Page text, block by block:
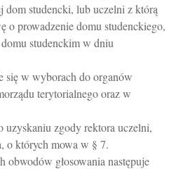
dom studencki, lub uczelni z którą
o prowadzenie domu studenckiego,
studenckim w dniu
się w wyborach do organów
terytorialnego oraz w
zgody rektora uczelni,
o których mowa w § 7.
obwodów głosowania następuje